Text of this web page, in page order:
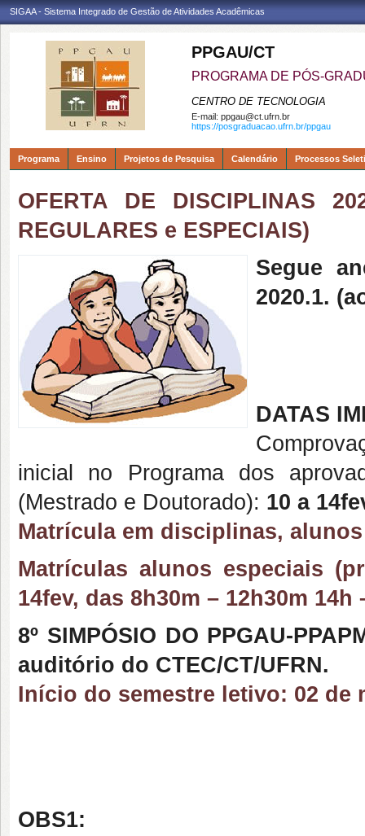
SIGAA - Sistema Integrado de Gestão de Atividades Acadêmicas
PPGAU/CT
PROGRAMA DE PÓS-
CENTRO DE TECNOLOGIA
E-mail: ppgau@ct.ufrn.br
https://posgraduacao.ufrn.br/ppgau
Programa Ensino Projetos de Pesquisa Calendário Processos
OFERTA DE DISCIPLINAS
REGULARES e ESPECIAIS)
Segue
2020.1.
DATAS
inicial no Programa dos
(Mestrado e Doutorado): 10 a
Matrícula em disciplinas,
Matrículas alunos especiais
14fev, das 8h30m – 12h30m
8º SIMPÓSIO DO PPGAU-
auditório do CTEC/CT/UFRN.
Início do semestre letivo: 02 de
OBS1: